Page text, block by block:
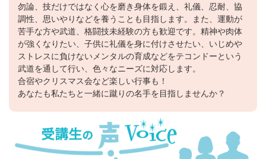
勿論、技だけではなく心を磨き身体を鍛え、礼儀、忍耐、協
調性、思いやりなどを養うことも目指します。また、運動が
苦手な方や武道、格闘技未経験の方も歓迎です。精神や肉体
が強くなりたい、子供に礼儀を身に付けさせたい、いじめや
ストレスに負けないメンタルの育成などをテコンドーという
武道を通して行い、色々なニーズに対応します。
合宿やクリスマス会など楽しい行事も！
あなたも私たちと一緒に蹴りの名手を目指しませんか？